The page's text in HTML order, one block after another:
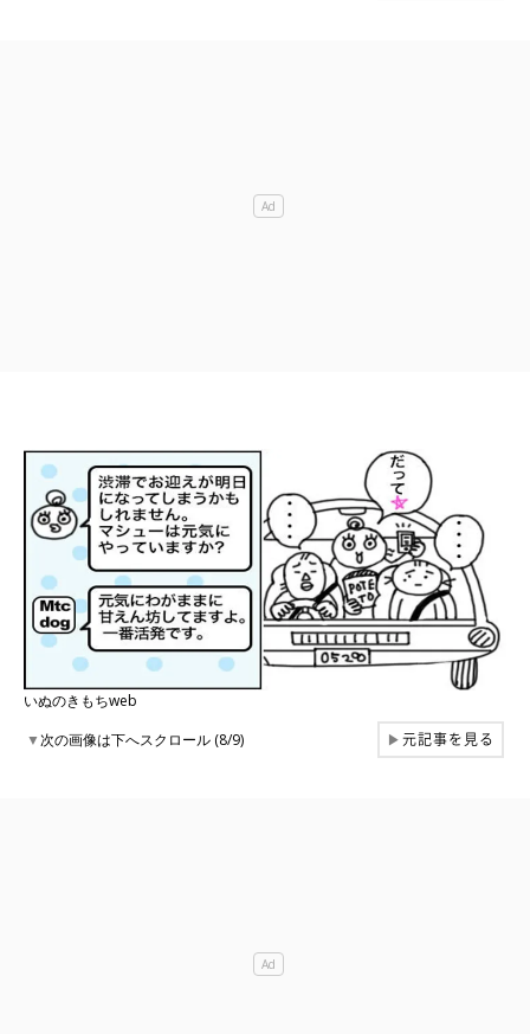
いぬのきもちweb
▼次の画像は下へスクロール (8/9) ▶元記事を見る